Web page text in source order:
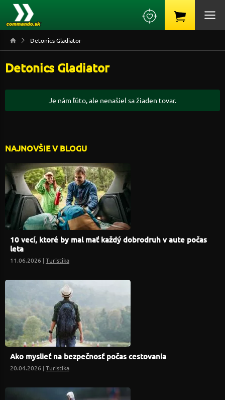
Detonics Gladiator
Detonics Gladiator
Je nám ľúto, ale nenašiel sa žiaden tovar.
NAJNOVŠIE V BLOGU
10 vecí, ktoré by mal mať každý dobrodruh v aute počas
leta
11.06.2026 |Turistika
Ako myslieť na bezpečnosť počas cestovania
20.04.2026 |Turistika